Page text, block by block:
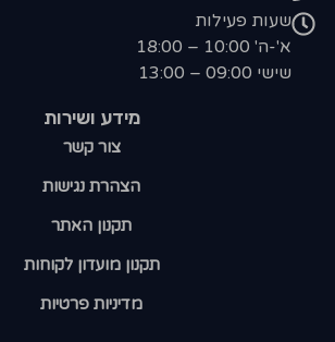
מידע ושירות
צור קשר
הצהרת נגישות
תקנון האתר
תקנון מועדון לקוחות
מדיניות פרטיות
שעות פעילות
א'-ה' 10:00 – 18:00
שישי 09:00 – 13:00